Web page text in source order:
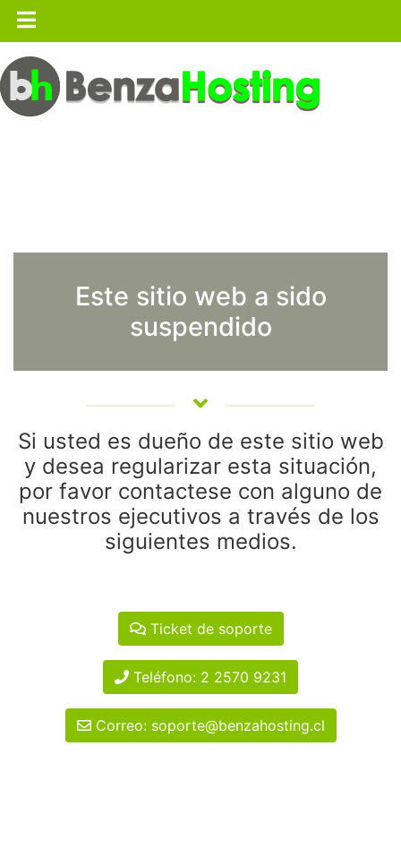
Este sitio web a sido
suspendido
Si usted es dueño de este sitio web
y desea regularizar esta situación,
por favor contactese con alguno de
nuestros ejecutivos a través de los
siguientes medios.
Ticket de soporte
Teléfono: 2 2570 9231
Correo: soporte@benzahosting.cl